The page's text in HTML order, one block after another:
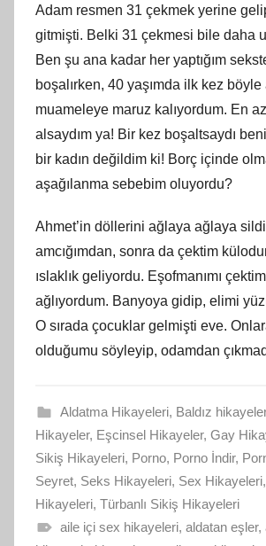
Adam resmen 31 çekmek yerine
gitmişti. Belki 31 çekmesi bile daha
Ben şu ana kadar her yaptığım
boşalırken, 40 yaşımda ilk kez böyle
muameleye maruz kalıyordum. En
alsaydım ya! Bir kez boşaltsaydı
bir kadın değildim ki! Borç içinde
aşağılanma sebebim oluyordu?
Ahmet’in döllerini ağlaya ağlaya
amcığımdan, sonra da çektim
ıslaklık geliyordu. Eşofmanımı
ağlıyordum. Banyoya gidip, elimi
O sırada çocuklar gelmişti eve.
olduğumu söyleyip, odamdan
Aldatma Hikayeleri, Baldız
Hikayeler, Eşcinsel Hikayeler, Gay
Sikiş Hikayeleri, Porno, Porno İndir,
Seyret, Seks Hikayeleri, Sex Hikayeleri,
Hikayeleri, Türbanlı Sikiş Hikayeleri
aile içi sex hikayeleri, aldatan eşler,